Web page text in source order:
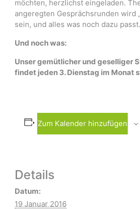
möchten, herzlichst eingeladen.
angeregten Gesprächsrunden wird
sein, und alles was noch dazu passt.
Und noch was:
Unser gemütlicher und geselliger
findet jeden 3. Dienstag im Monat
Zum Kalender hinzufügen
Details
Datum:
19 Januar 2016